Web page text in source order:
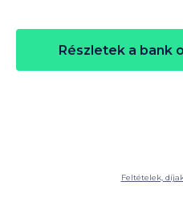
Részletek a bank
Feltételek,